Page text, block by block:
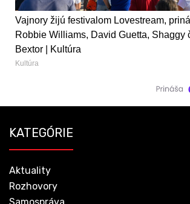
Vajnory žijú festivalom Lovestream,
Robbie Williams, David Guetta, Shaggy
Bextor | Kultúra
Kultúra
KATEGÓRIE
Aktuality
Rozhovory
Samospráva